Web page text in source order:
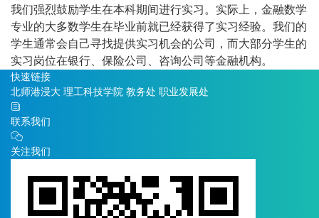
我们强烈鼓励学生在本科期间进行实习。实际上，金融数学
专业的大多数学生在毕业前就已经获得了实习经验。我们的
学生通常会自己寻找提供实习机会的公司，而大部分学生的
实习岗位在银行、保险公司、咨询公司等金融机构。
快速链接
北师港浸大 理工科技学院 教务处 职业发展处
联系我们
关注我们